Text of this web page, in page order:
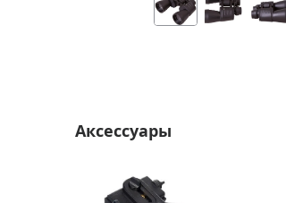
Хиты продаж
Аксессуары